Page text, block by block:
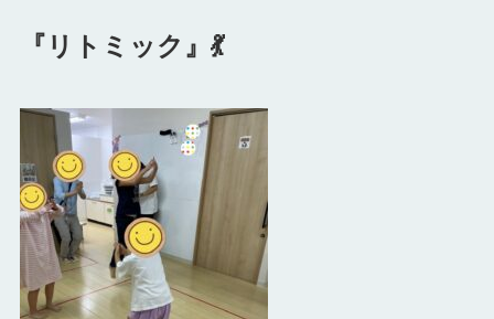
『リトミック』💃